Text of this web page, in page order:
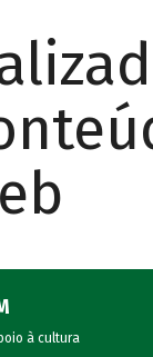
à cultura